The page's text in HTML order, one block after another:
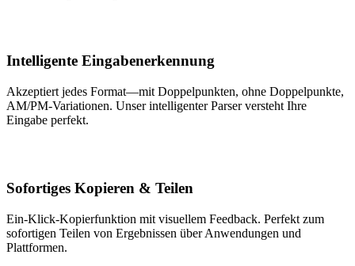
Intelligente Eingabenerkennung
Akzeptiert jedes Format—mit Doppelpunkten, ohne Doppelpunkte,
AM/PM-Variationen. Unser intelligenter Parser versteht Ihre
Eingabe perfekt.
Sofortiges Kopieren & Teilen
Ein-Klick-Kopierfunktion mit visuellem Feedback. Perfekt zum
sofortigen Teilen von Ergebnissen über Anwendungen und
Plattformen.